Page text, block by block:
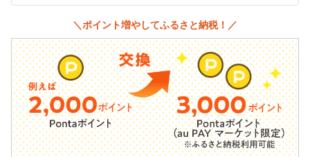
＼ポイント増やしてふるさと納税！／